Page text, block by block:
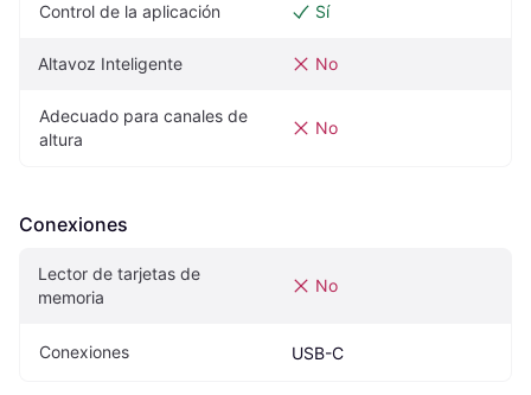
Control de la aplicación Sí
Altavoz Inteligente No
Adecuado para canales de
altura
No
Conexiones
Lector de tarjetas de
memoria
No
Conexiones USB-C